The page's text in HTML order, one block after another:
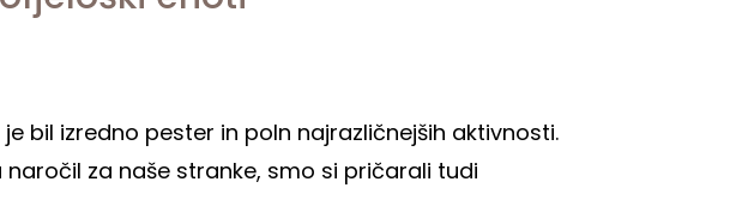
bil izredno pester in poln najrazličnejših aktivnosti.
naročil za naše stranke, smo si pričarali tudi